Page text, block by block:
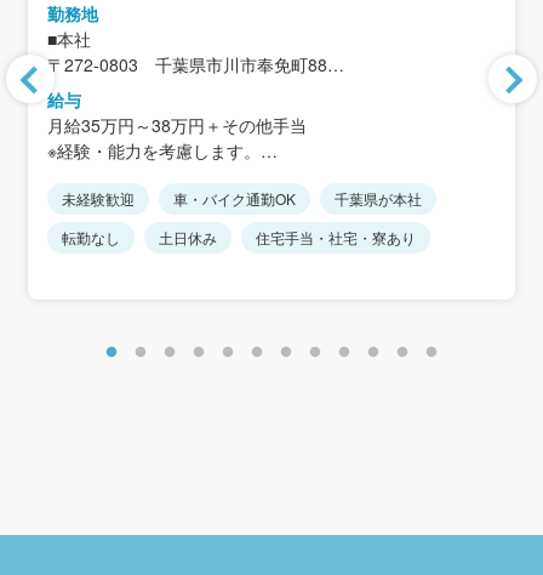
勤務地
■本社
〒272-0803 千葉県市川市奉免町88
＜アクセス＞
JR武蔵野線「市川大野駅」から徒歩20分
※駅から距離があるため、車通勤が便利です
※転勤なし
※車通勤可、駐車場完備
給与
月給35万円～38万円＋その他手当
※経験・能力を考慮します。
※その他手当：禁煙手当5,000円、家族手当、携帯電話手当
15,000円など
年収550万円／40歳
未経験歓迎 車・バイク通勤OK
千葉県が本社
転勤なし
土日休み 住宅手当・社宅・寮あり